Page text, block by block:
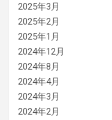
2025年3月
2025年2月
2025年1月
2024年12月
2024年8月
2024年4月
2024年3月
2024年2月